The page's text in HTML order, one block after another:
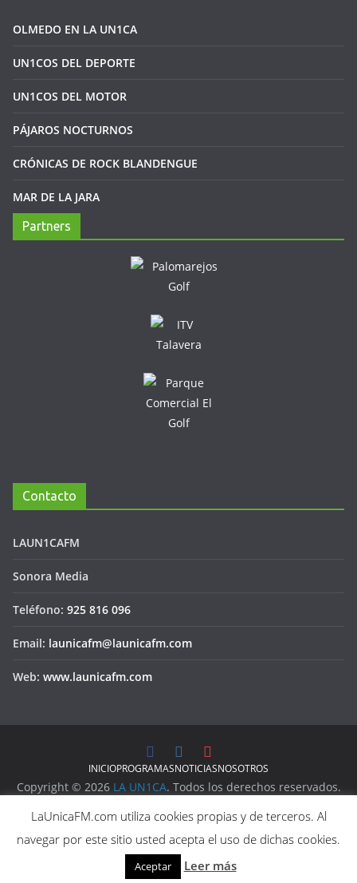
OLMEDO EN LA UN1CA
UN1COS DEL DEPORTE
UN1COS DEL MOTOR
PÁJAROS NOCTURNOS
CRÓNICAS DE ROCK BLANDENGUE
MAR DE LA JARA
Partners
Contacto
LAUN1CAFM
Sonora Media
Teléfono: 925 816 096
Email: launicafm@launicafm.com
Web: www.launicafm.com
INICIOPROGRAMASNOTICIASNOSOTROS
Copyright © 2026 LA UN1CA. Todos los derechos reservados.
Política de Privacidad
Política de Cookies
LaUnicaFM.com utiliza cookies propias y de terceros. Al
navegar por este sitio usted acepta el uso de dichas cookies.
Aceptar Leer más